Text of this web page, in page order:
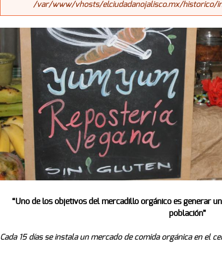
/var/www/vhosts/elciudadanojalisco.mx/historico/
“Uno de los objetivos del mercadillo orgánico es generar
población”
Cada 15 días se instala un mercado de comida orgánica en el